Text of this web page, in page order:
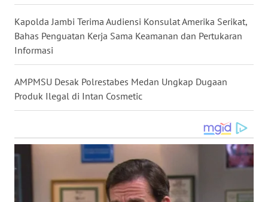
Kapolda Jambi Terima Audiensi Konsulat Amerika Serikat,
Bahas Penguatan Kerja Sama Keamanan dan Pertukaran
Informasi
AMPMSU Desak Polrestabes Medan Ungkap Dugaan
Produk Ilegal di Intan Cosmetic
NUSANTARA
WN
WN